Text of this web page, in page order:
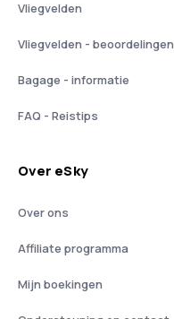
Vliegvelden
Vliegvelden - beoordelingen
Bagage - informatie
FAQ - Reistips
Over eSky
Over ons
Affiliate programma
Mijn boekingen